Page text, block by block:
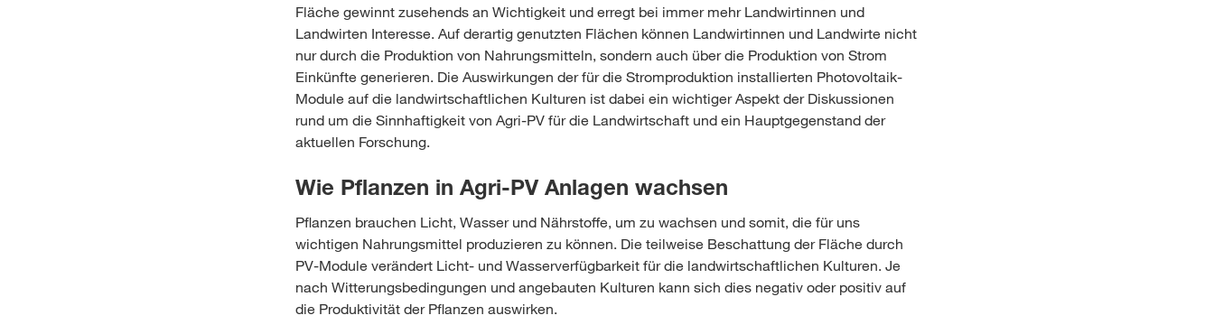
Fläche gewinnt zusehends an Wichtigkeit und erregt bei immer mehr Landwirtinnen und
Landwirten Interesse. Auf derartig genutzten Flächen können Landwirtinnen und Landwirte nicht
nur durch die Produktion von Nahrungsmitteln, sondern auch über die Produktion von Strom
Einkünfte generieren. Die Auswirkungen der für die Stromproduktion installierten Photovoltaik-
Module auf die landwirtschaftlichen Kulturen ist dabei ein wichtiger Aspekt der Diskussionen
rund um die Sinnhaftigkeit von Agri-PV für die Landwirtschaft und ein Hauptgegenstand der
aktuellen Forschung.
Wie Pflanzen in Agri-PV Anlagen wachsen
Pflanzen brauchen Licht, Wasser und Nährstoffe, um zu wachsen und somit, die für uns
wichtigen Nahrungsmittel produzieren zu können. Die teilweise Beschattung der Fläche durch
PV-Module verändert Licht- und Wasserverfügbarkeit für die landwirtschaftlichen Kulturen. Je
nach Witterungsbedingungen und angebauten Kulturen kann sich dies negativ oder positiv auf
die Produktivität der Pflanzen auswirken.